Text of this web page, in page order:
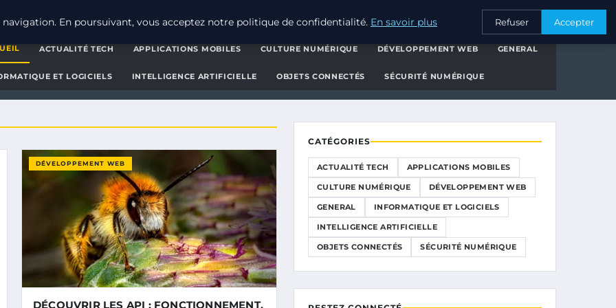
d'actualités et d'informations CONTACT
ACTUALITÉ TECH APPLICATIONS MOBILES CULTURE NUMÉRIQUE DÉVELOPPEMENT WEB GENERAL
ET LOGICIELS INTELLIGENCE ARTIFICIELLE OBJETS CONNECTÉS SÉCURITÉ NUMÉRIQUE
DÉVELOPPEMENT WEB
DÉCOUVRIR LES API : FONCTIONNEMENT,
CATÉGORIES
ACTUALITÉ TECH APPLICATIONS MOBILES
CULTURE NUMÉRIQUE DÉVELOPPEMENT WEB
GENERAL INFORMATIQUE ET LOGICIELS
INTELLIGENCE ARTIFICIELLE
OBJETS CONNECTÉS SÉCURITÉ NUMÉRIQUE
En poursuivant, vous acceptez notre politique de confidentialité. En savoir plus Refuser Accepter